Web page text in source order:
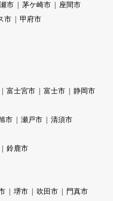
市 茅ケ崎市
座間市
市
甲府市
富士宮市 富士市
静岡市
市 瀬戸市
清須市
鈴鹿市
堺市 吹田市
門真市